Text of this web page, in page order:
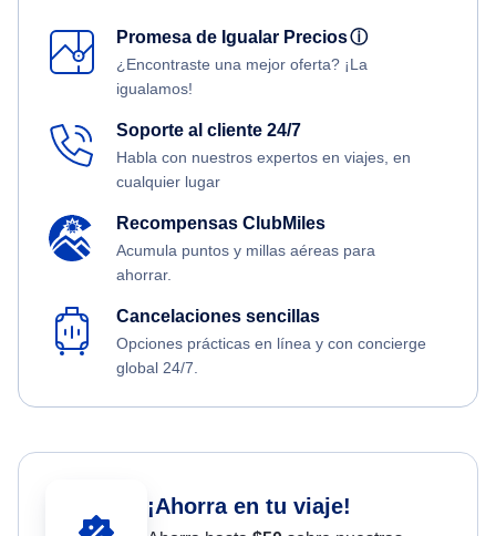
Promesa de Igualar Preciosⓘ
¿Encontraste una mejor oferta? ¡La
igualamos!
Soporte al cliente 24/7
Habla con nuestros expertos en viajes, en
cualquier lugar
Recompensas ClubMiles
Acumula puntos y millas aéreas para
ahorrar.
Cancelaciones sencillas
Opciones prácticas en línea y con concierge
global 24/7.
¡Ahorra en tu viaje!